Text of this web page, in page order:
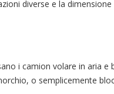
diverse e la
i camion volare in aria
o semplicemente